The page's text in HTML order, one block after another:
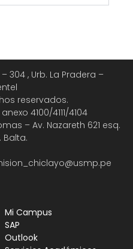
304 , Urb. La Pradera –
reservados.
4100/4111/4104
– Av. Nazareth 621 esq.
Balta.
Mi Campus
SAP
Outlook